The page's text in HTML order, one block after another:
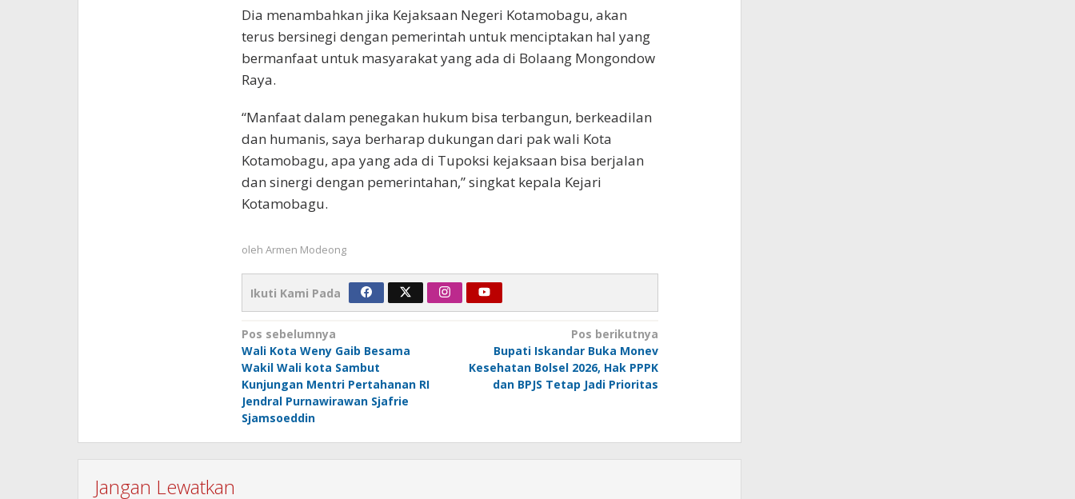
Dia menambahkan jika Kejaksaan Negeri Kotamobagu, akan
terus bersinegi dengan pemerintah untuk menciptakan hal yang
bermanfaat untuk masyarakat yang ada di Bolaang Mongondow
Raya.
“Manfaat dalam penegakan hukum bisa terbangun, berkeadilan
dan humanis, saya berharap dukungan dari pak wali Kota
Kotamobagu, apa yang ada di Tupoksi kejaksaan bisa berjalan
dan sinergi dengan pemerintahan,” singkat kepala Kejari
Kotamobagu.
oleh Armen Modeong
Ikuti Kami Pada
Navigasi
pos
Pos sebelumnya
Wali Kota Weny Gaib Besama
Wakil Wali kota Sambut
Kunjungan Mentri Pertahanan RI
Jendral Purnawirawan Sjafrie
Sjamsoeddin
Pos berikutnya
Bupati Iskandar Buka Monev
Kesehatan Bolsel 2026, Hak PPPK
dan BPJS Tetap Jadi Prioritas
Jangan Lewatkan